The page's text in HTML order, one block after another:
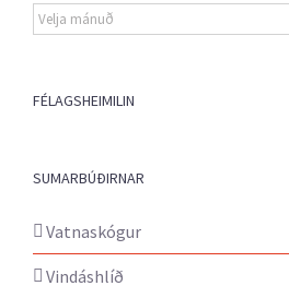
Eldri
fréttir
FÉLAGSHEIMILIN
SUMARBÚÐIRNAR
Vatnaskógur
Vindáshlíð